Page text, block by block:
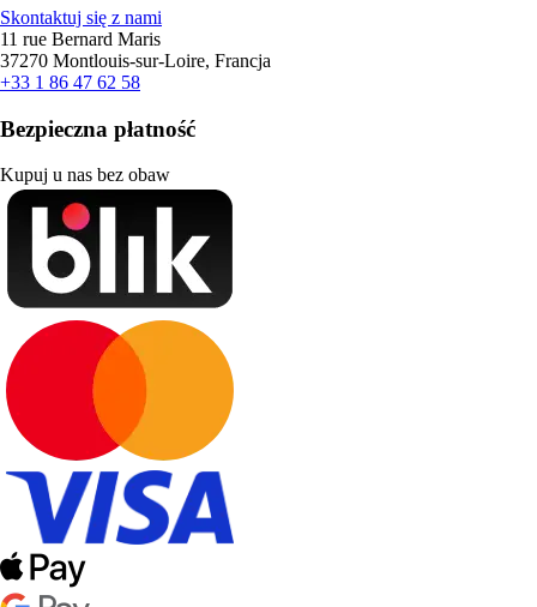
Skontaktuj się z nami
11 rue Bernard Maris
37270 Montlouis-sur-Loire, Francja
+33 1 86 47 62 58
Bezpieczna płatność
Kupuj u nas bez obaw